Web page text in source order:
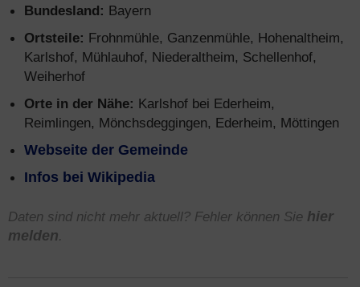
Bundesland: Bayern
Ortsteile: Frohnmühle, Ganzenmühle, Hohenaltheim,
Karlshof, Mühlauhof, Niederaltheim, Schellenhof,
Weiherhof
Orte in der Nähe: Karlshof bei Ederheim,
Reimlingen, Mönchsdeggingen, Ederheim, Möttingen
Webseite der Gemeinde
Infos bei Wikipedia
Daten sind nicht mehr aktuell? Fehler können Sie hier
melden.